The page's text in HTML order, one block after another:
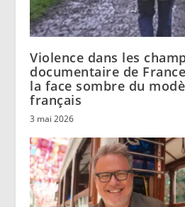
Violence dans les
documentaire de
la face sombre du
français
3 mai 2026